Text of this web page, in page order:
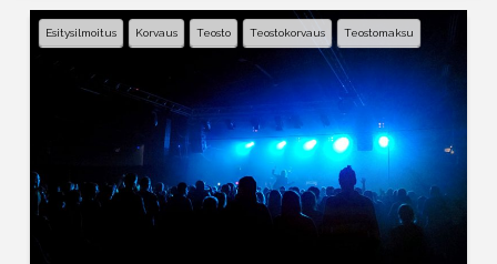
Esitysilmoitus Korvaus Teosto Teostokorvaus Teostomaksu